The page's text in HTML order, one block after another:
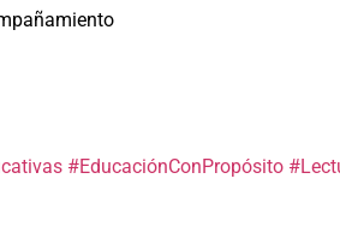
#EducaciónConPropósito